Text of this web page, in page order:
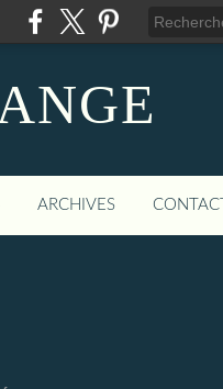
ARCHIVES CONTACT